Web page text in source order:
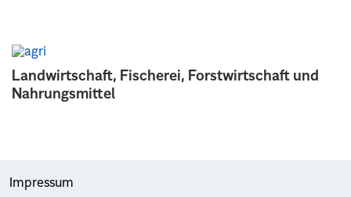
Landwirtschaft, Fischerei, Forstwirtschaft und
Nahrungsmittel
Impressum